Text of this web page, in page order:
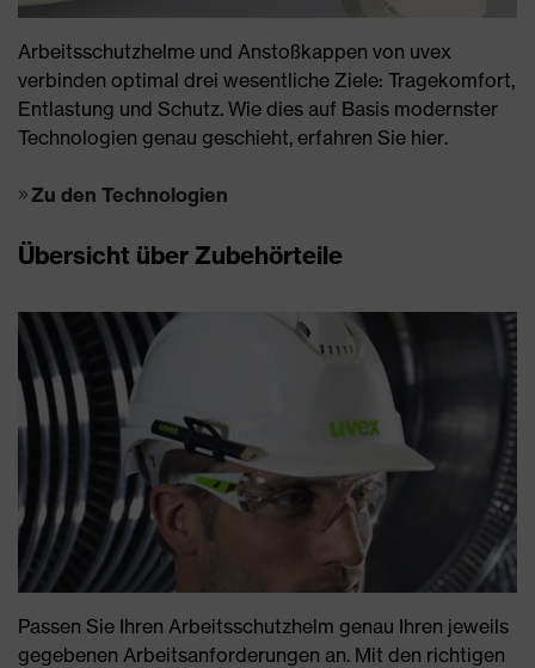
Arbeitsschutzhelme und Anstoßkappen von uvex
verbinden optimal drei wesentliche Ziele: Tragekomfort,
Entlastung und Schutz. Wie dies auf Basis modernster
Technologien genau geschieht, erfahren Sie hier.
Zu den Technologien
Übersicht über Zubehörteile
Passen Sie Ihren Arbeitsschutzhelm genau Ihren jeweils
gegebenen Arbeitsanforderungen an. Mit den richtigen